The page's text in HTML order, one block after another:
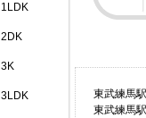
東武練馬
東武練馬
1LDK
2DK
3K
3LDK